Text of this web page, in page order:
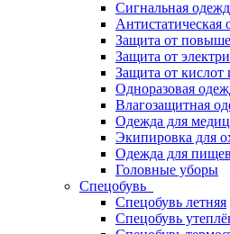
Сигнальная
Антистатическая
Защита от
Защита от
Защита от кислот
Одноразовая
Влагозащитная
Одежда для
Экипировка для
Одежда для
Головные уборы
Спецобувь
Спецобувь летняя
Спецобувь